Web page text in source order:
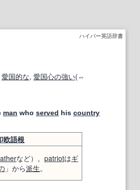
ハイパー英語辞書
愛国的な, 愛国心の強い(⇔
man who served his country
欧語根
など）。 patriotはギ
」から派生。